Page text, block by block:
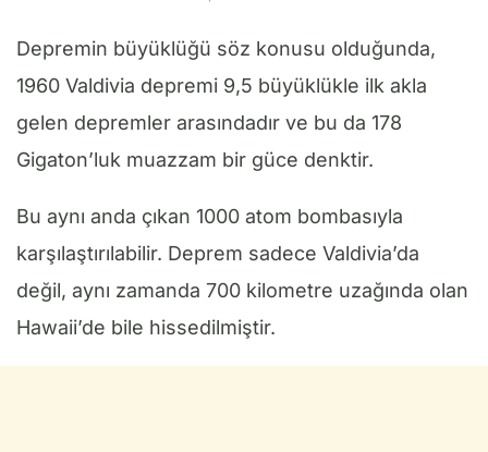
Depremin büyüklüğü söz konusu olduğunda,
1960 Valdivia depremi 9,5 büyüklükle ilk akla
gelen depremler arasındadır ve bu da 178
Gigaton’luk muazzam bir güce denktir.
Bu aynı anda çıkan 1000 atom bombasıyla
karşılaştırılabilir. Deprem sadece Valdivia’da
değil, aynı zamanda 700 kilometre uzağında olan
Hawaii’de bile hissedilmiştir.